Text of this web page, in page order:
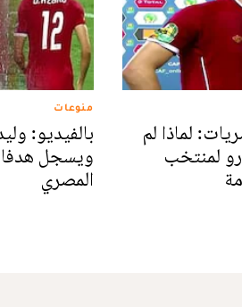
لماذا لم
لمنتخب
منوعات
بالفيديو:
ويسجل هدفا
المصري